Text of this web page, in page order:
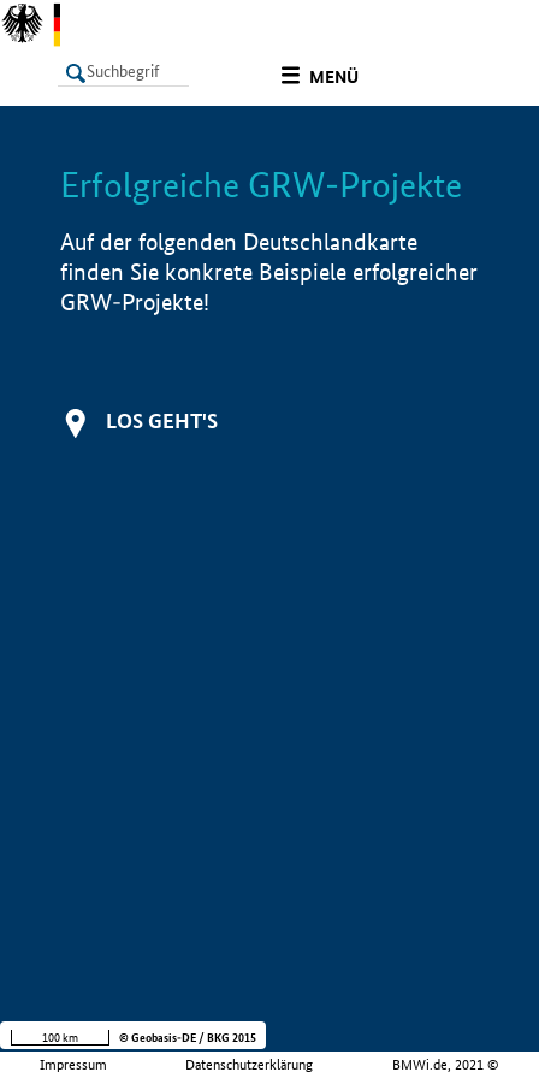
MENÜ
LISTE Info
Erfolgreiche GRW-Projekte
Auf der folgenden Deutschlandkarte
finden Sie konkrete Beispiele erfolgreicher
GRW-Projekte!
LOS GEHT'S
Impressum Datenschutzerklärung BMWi.de, 2021 ©
100 km © Geobasis-DE / BKG 2015